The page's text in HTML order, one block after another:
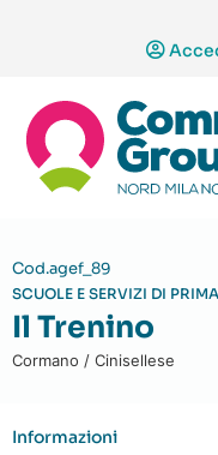
Cod.agef_89
SCUOLE E SERVIZI DI
Il Trenino
Cormano / Cinisellese
Informazioni